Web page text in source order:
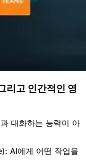
리고 인간적인 영
대화하는 능력이 아
AI에게 어떤 작업을